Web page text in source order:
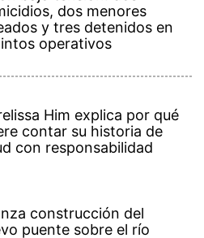
dos menores
y tres detenidos en
operativos
Him explica por qué
contar su historia de
con responsabilidad
construcción del
puente sobre el río